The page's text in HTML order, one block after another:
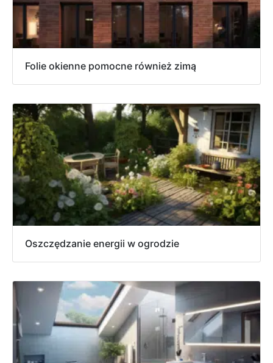
Folie okienne pomocne również zimą
Oszczędzanie energii w ogrodzie